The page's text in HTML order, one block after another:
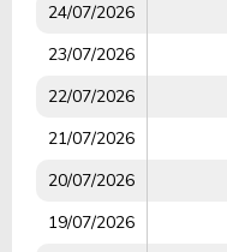
24/07/2026
23/07/2026
22/07/2026
21/07/2026
20/07/2026
19/07/2026